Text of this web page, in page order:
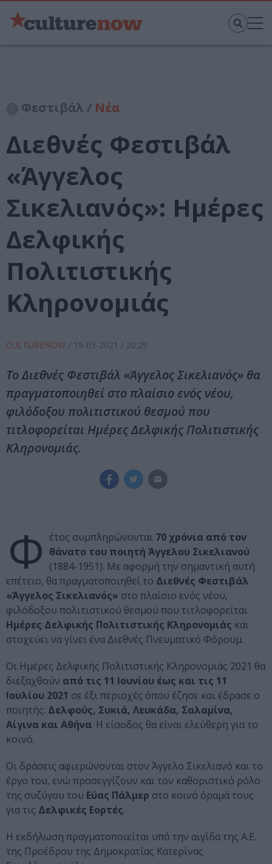
Φεστιβάλ / Νέα
Διεθνές Φεστιβάλ
«Άγγελος
Σικελιανός»: Ημέρες
Δελφικής
Πολιτιστικής
Κληρονομιάς
CULTURENOW / 19-05-2021 / 20:29
Το Διεθνές Φεστιβάλ «Άγγελος Σικελιανός» θα
πραγματοποιηθεί στο πλαίσιο ενός νέου,
φιλόδοξου πολιτιστικού θεσμού που
τιτλοφορείται Ημέρες Δελφικής Πολιτιστικής
Κληρονομιάς.
Φ έτος συμπληρώνονται 70 χρόνια από τον
θάνατο του ποιητή Άγγελου Σικελιανού
(1884-1951). Mε αφορμή την σημαντική αυτή
επέτειο, θα πραγματοποιηθεί το Διεθνές Φεστιβάλ
«Άγγελος Σικελιανός» στο πλαίσιο ενός νέου,
φιλόδοξου πολιτιστικού θεσμού που τιτλοφορείται
Ημέρες Δελφικής Πολιτιστικής Κληρονομιάς και
στοχεύει να γίνει ένα Διεθνές Πνευματικό Φόρουμ.
Οι Ημέρες Δελφικής Πολιτιστικής Κληρονομιάς 2021 θα
διεξαχθούν από τις 11 Ιουνίου έως και τις 11
Ιουλίου 2021 σε έξι περιοχές όπου έζησε και έδρασε ο
ποιητής: Δελφούς, Συκιά, Λευκάδα, Σαλαμίνα,
Αίγινα και Αθήνα. H είσοδος θα είναι ελεύθερη για το
κοινό.
Οι δράσεις αφιερώνονται στον Άγγελο Σικελιανό και το
έργο του, ενώ προσεγγίζουν και τον καθοριστικό ρόλο
της συζύγου του Εύας Πάλμερ στο κοινό όραμά τους
για τις Δελφικές Εορτές.
Η εκδήλωση πραγματοποιείται υπό την αιγίδα της Α.Ε.
της Προέδρου της Δημοκρατίας Κατερίνας